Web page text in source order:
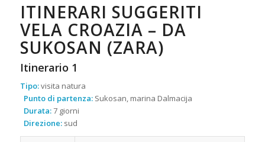
ITINERARI SUGGERITI
VELA CROAZIA – DA
SUKOSAN (ZARA)
Itinerario 1
Tipo:visita natura
Punto di partenza:Sukosan, marina Dalmacija
Durata:7 giorni
Direzione:sud